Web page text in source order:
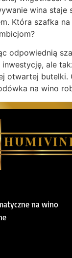
wina staje
Która szafka
odpowiednią
ale
otwartej butelki.
na wino
na wino